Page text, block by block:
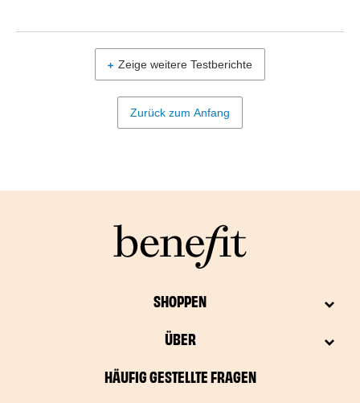
Zeige weitere Testberichte
Zurück zum Anfang
SHOPPEN
ÜBER
HÄUFIG GESTELLTE FRAGEN